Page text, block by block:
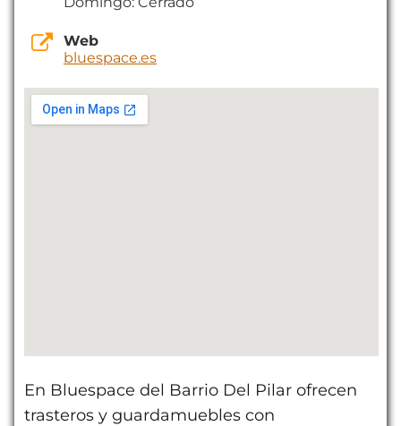
Web
bluespace.es
En Bluespace del Barrio Del Pilar ofrecen
trasteros y guardamuebles con